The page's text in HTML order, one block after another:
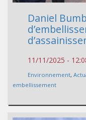
Daniel
11/11/2025 -
Environnement,
embellissement